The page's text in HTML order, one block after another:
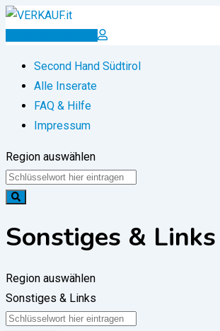
Zum
Inserat erstellen
Second Hand Südtirol
Alle Inserate
FAQ & Hilfe
Impressum
Region auswählen
Sonstiges & Links
Region auswählen
Sonstiges & Links